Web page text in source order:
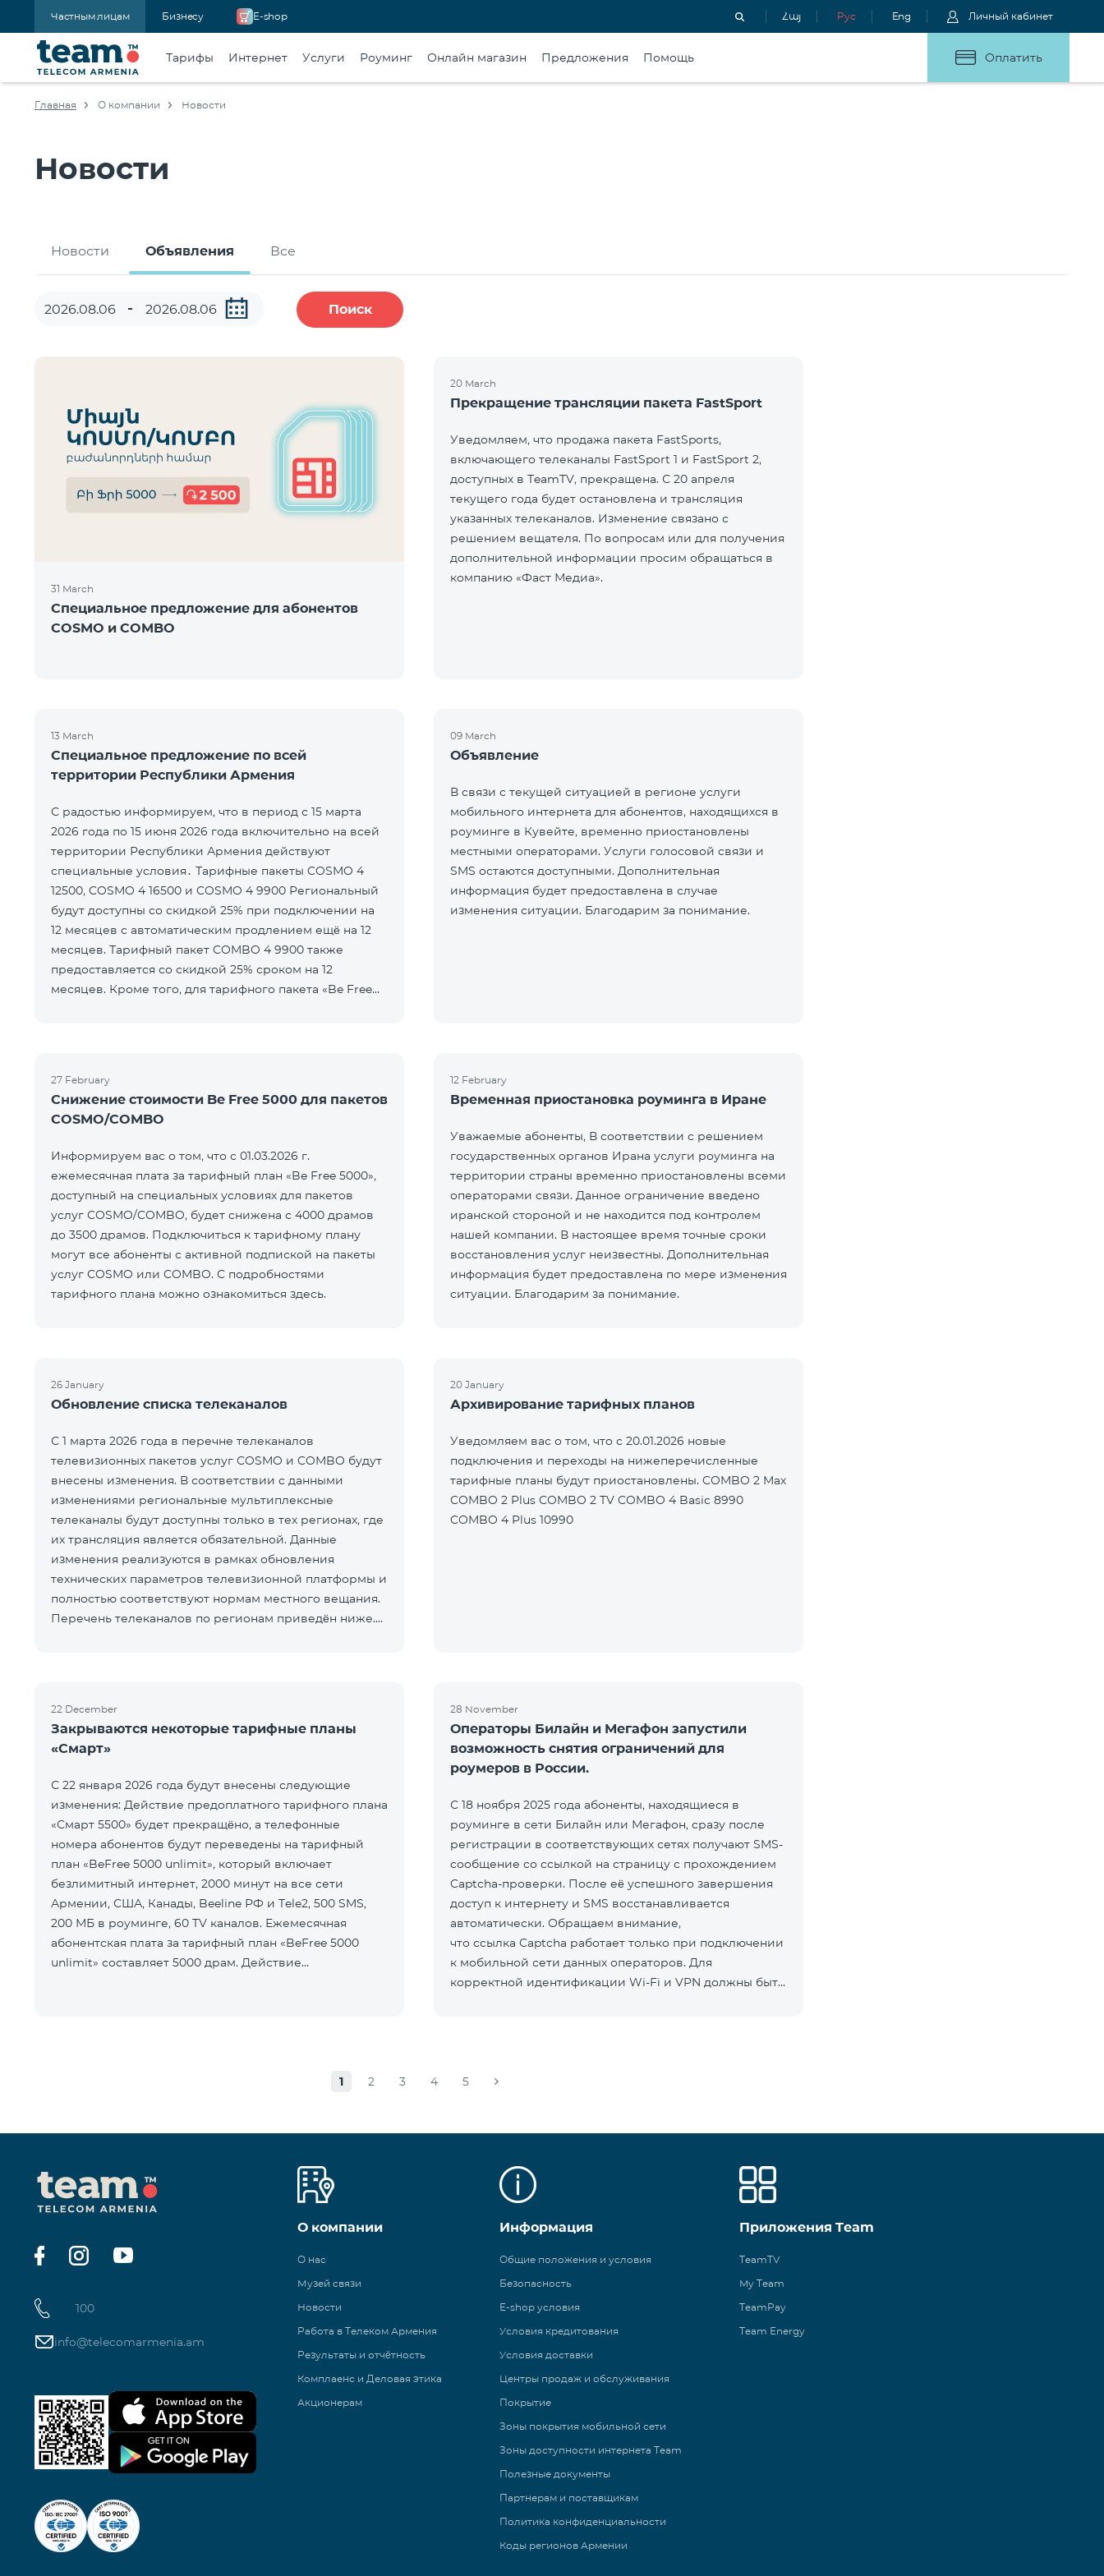
Частным лицам Бизнесу E-shop Հայ Рус Eng Личный кабинет
Тарифы Интернет Услуги Роуминг Онлайн магазин Предложения Помощь Оплатить
Главная О компании Новости
Новости
Новости Объявления Все
Поиск
31 March
Специальное предложение для абонентов
COSMO и COMBO
20 March
Прекращение трансляции пакета FastSport
Уведомляем, что продажа пакета FastSports,
включающего телеканалы FastSport 1 и FastSport 2,
доступных в TeamTV, прекращена. С 20 апреля
текущего года будет остановлена и трансляция
указанных телеканалов. Изменение связано с
решением вещателя. По вопросам или для получения
дополнительной информации просим обращаться в
компанию «Фаст Медиа».
13 March
Специальное предложение по всей
территории Республики Армения
С радостью информируем, что в период с 15 марта
2026 года по 15 июня 2026 года включительно на всей
территории Республики Армения действуют
специальные условия․ Тарифные пакеты COSMO 4
12500, COSMO 4 16500 и COSMO 4 9900 Региональный
будут доступны со скидкой 25% при подключении на
12 месяцев с автоматическим продлением ещё на 12
месяцев. Тарифный пакет COMBO 4 9900 также
предоставляется со скидкой 25% сроком на 12
месяцев. Кроме того, для тарифного пакета «Be Free
09 March
Объявление
В связи с текущей ситуацией в регионе услуги
мобильного интернета для абонентов, находящихся в
роуминге в Кувейте, временно приостановлены
местными операторами. Услуги голосовой связи и
SMS остаются доступными. Дополнительная
информация будет предоставлена в случае
изменения ситуации. Благодарим за понимание.
27 February
Снижение стоимости Be Free 5000 для пакетов
COSMO/COMBO
Информируем вас о том, что с 01.03.2026 г.
ежемесячная плата за тарифный план «Be Free 5000»,
доступный на специальных условиях для пакетов
услуг COSMO/COMBO, будет снижена с 4000 драмов
до 3500 драмов. Подключиться к тарифному плану
могут все абоненты с активной подпиской на пакеты
услуг COSMO или COMBO. С подробностями
тарифного плана можно ознакомиться здесь.
12 February
Временная приостановка роуминга в Иране
Уважаемые абоненты, В соответствии с решением
государственных органов Ирана услуги роуминга на
территории страны временно приостановлены всеми
операторами связи. Данное ограничение введено
иранской стороной и не находится под контролем
нашей компании. В настоящее время точные сроки
восстановления услуг неизвестны. Дополнительная
информация будет предоставлена по мере изменения
ситуации. Благодарим за понимание.
26 January
Обновление списка телеканалов
С 1 марта 2026 года в перечне телеканалов
телевизионных пакетов услуг COSMO и COMBO будут
внесены изменения. В соответствии с данными
изменениями региональные мультиплексные
телеканалы будут доступны только в тех регионах, где
их трансляция является обязательной. Данные
изменения реализуются в рамках обновления
технических параметров телевизионной платформы и
полностью соответствуют нормам местного вещания.
Перечень телеканалов по регионам приведён ниже.
20 January
Архивирование тарифных планов
Уведомляем вас о том, что с 20.01.2026 новые
подключения и переходы на нижеперечисленные
тарифные планы будут приостановлены. COMBO 2 Max
COMBO 2 Plus COMBO 2 TV COMBO 4 Basic 8990
COMBO 4 Plus 10990
22 December
Закрываются некоторые тарифные планы
«Смарт»
С 22 января 2026 года будут внесены следующие
изменения: Действие предоплатного тарифного плана
«Смарт 5500» будет прекращёно, а телефонные
номера абонентов будут переведены на тарифный
план «BeFree 5000 unlimit», который включает
безлимитный интернет, 2000 минут на все сети
Армении, США, Канады, Beeline РФ и Tele2, 500 SMS,
200 МБ в роуминге, 60 TV каналов. Ежемесячная
абонентская плата за тарифный план «BeFree 5000
unlimit» составляет 5000 драм. Действие
28 November
Операторы Билайн и Мегафон запустили
возможность снятия ограничений для
роумеров в России.
С 18 ноября 2025 года абоненты, находящиеся в
роуминге в сети Билайн или Мегафон, сразу после
регистрации в соответствующих сетях получают SMS-
сообщение со ссылкой на страницу с прохождением
Captcha-проверки. После её успешного завершения
доступ к интернету и SMS восстанавливается
автоматически. Обращаем внимание,
что ссылка Captcha работает только при подключении
к мобильной сети данных операторов. Для
корректной идентификации Wi-Fi и VPN должны быть
1 2 3 4 5
100
info@telecomarmenia.am
О компании
О нас
Музей связи
Новости
Работа в Телеком Армения
Результаты и отчётность
Комплаенс и Деловая этика
Акционерам
Информация
Общие положения и условия
Безопасность
E-shop условия
Условия кредитования
Условия доставки
Центры продаж и обслуживания
Покрытие
Зоны покрытия мобильной сети
Зоны доступности интернета Team
Полезные документы
Партнерам и поставщикам
Политика конфиденциальности
Коды регионов Армении
Приложения Team
TeamTV
My Team
TeamPay
Team Energy